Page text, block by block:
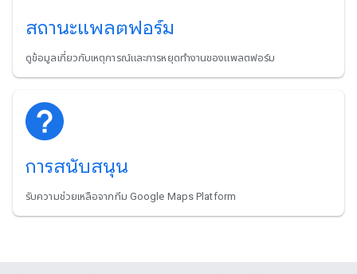
สถานะแพลตฟอร์ม
ดูข้อมูลเกี่ยวกับเหตุการณ์และการหยุดทำงานของแพลตฟอร์ม
การสนับสนุน
รับความช่วยเหลือจากทีม Google Maps Platform